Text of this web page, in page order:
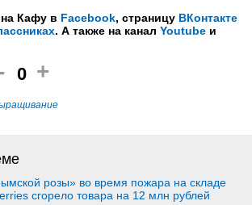
Кафу в Facebook, страницу ВКонтакте
. А также на канал Youtube и
0 +
розы» во время пожара на складе
сгорело товара на 12 млн рублей